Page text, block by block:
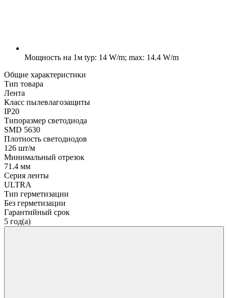
Мощность на 1м typ: 14 W/m; max: 14.4 W/m
Общие характеристики
Тип товара
Лента
Класс пылевлагозащиты
IP20
Типоразмер светодиода
SMD 5630
Плотность светодиодов
126 шт/м
Минимальный отрезок
71.4 мм
Серия ленты
ULTRA
Тип герметизации
Без герметизации
Гарантийный срок
5 год(а)